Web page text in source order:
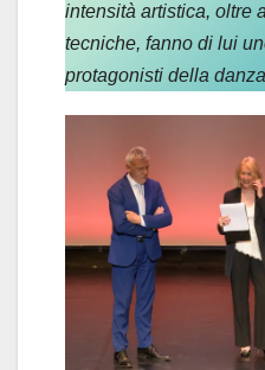
intensità artistica, oltre
tecniche, fanno di lui
protagonisti della